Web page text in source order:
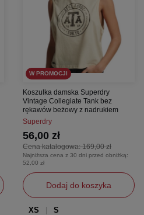
W PROMOCJI
Koszulka damska Superdry
Vintage Collegiate Tank bez
rękawów beżowy z nadrukiem
Superdry
Cena katalogowa:169,00 zł
56,00 zł
Najniższa cena z 30 dni przed obniżką:
52,00 zł
Dodaj do koszyka
XS S